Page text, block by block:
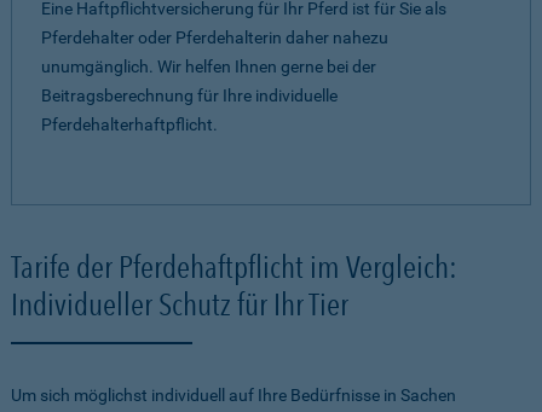
Eine Haftpflichtversicherung für Ihr Pferd ist für Sie als
Pferdehalter oder Pferdehalterin daher nahezu
unumgänglich. Wir helfen Ihnen gerne bei der
Beitragsberechnung für Ihre individuelle
Pferdehalterhaftpflicht.
Tarife der Pferdehaftpflicht im Vergleich:
Individueller Schutz für Ihr Tier
Um sich möglichst individuell auf Ihre Bedürfnisse in Sachen